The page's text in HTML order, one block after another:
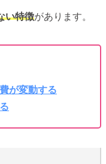
い特徴があります。
が変動する